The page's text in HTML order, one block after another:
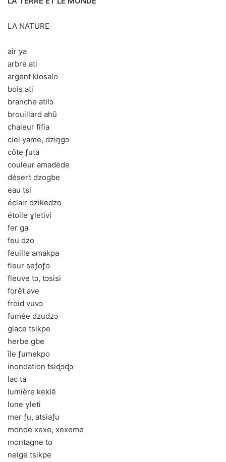
LA NATURE
air ya
arbre ati
argent klosalo
bois ati
branche atilɔ
brouillard ahũ
chaleur fifia
ciel yame, dziŋgɔ
côte ƒuta
couleur amadede
désert dzogbe
eau tsi
éclair dzikedzo
étoile ɣletivi
fer ga
feu dzo
feuille amakpa
fleur seƒoƒo
fleuve tɔ, tɔsisi
forêt ave
froid vuvɔ
fumée dzudzɔ
glace tsikpe
herbe gbe
île ƒumekpo
inondation tsiɖɔɖɔ
lac ta
lumière keklẽ
lune ɣleti
mer ƒu, atsiaƒu
monde xexe, xexeme
montagne to
neige tsikpe